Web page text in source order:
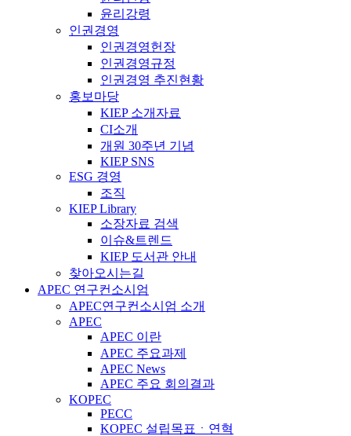
윤리강령
인권경영
인권경영헌장
인권경영규정
인권경영 추진현황
홍보마당
KIEP 소개자료
CI소개
개원 30주년 기념
KIEP SNS
ESG 경영
조직
KIEP Library
소장자료 검색
이슈&트렌드
KIEP 도서관 안내
찾아오시는길
APEC 연구컨소시엄
APEC연구컨소시엄 소개
APEC
APEC 이란
APEC 주요과제
APEC News
APEC 주요 회의결과
KOPEC
PECC
KOPEC 설립목표ㆍ연혁